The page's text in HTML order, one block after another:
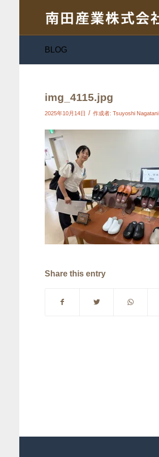
BLOG
img_4115.jpg
2025年10月14日 / 作成者: Tsuyoshi Nagatani
Share this entry